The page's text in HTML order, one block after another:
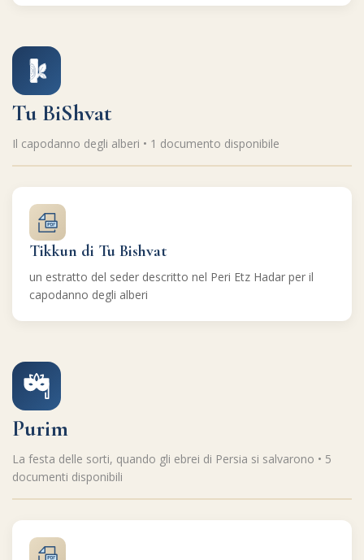
Tu BiShvat
Il capodanno degli alberi • 1 documento disponibile
Tikkun di Tu Bishvat
un estratto del seder descritto nel Peri Etz Hadar per il
capodanno degli alberi
Purim
La festa delle sorti, quando gli ebrei di Persia si salvarono • 5
documenti disponibili